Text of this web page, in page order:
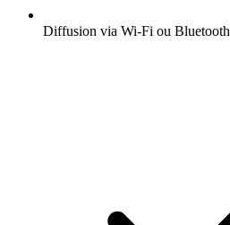
Diffusion via Wi-Fi ou Bluetooth